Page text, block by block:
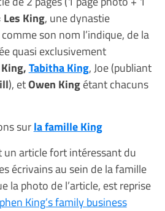
Les King, une dynastie
son nom l’indique, de la
quasi exclusivement
Tabitha King, Joe (publiant
), etOwen Kingétant chacuns
surla famille King
un article fort intéressant du
écrivains au sein de la famille
la photo de l’article, est reprise
King’s family business